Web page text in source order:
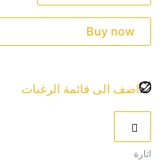
Buy now
اضف الى قائمة الرغبات
اثارة